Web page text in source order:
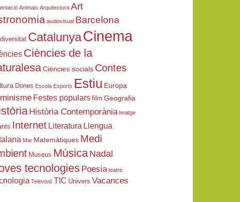
Animals Arquitectura Art
audiovisual Barcelona
CatalunyaCinema
Ciències de la
Ciències socials Contes
Dones Escola Esports Estiu Europa
Festes populars film Geografia
Història Contemporània Imatge
Internet Literatura Llengua
Mar Matemàtiques Medi
Museus MúsicaNadal
tecnologies Poesia teatre
Televisió TIC Univers Vacances